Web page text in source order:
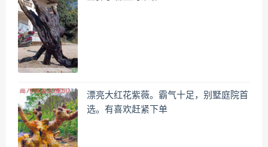
漂亮大红花紫薇。霸气十足，别墅庭院首
选。有喜欢赶紧下单